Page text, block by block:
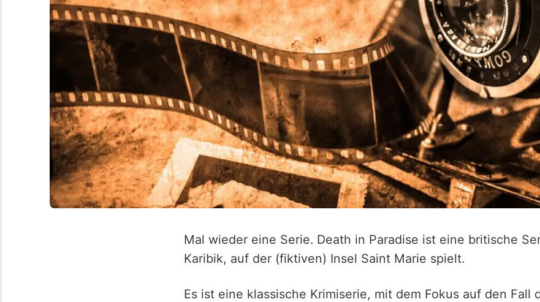
Mal wieder eine Serie. Death in Paradise ist eine britische
Karibik, auf der (fiktiven) Insel Saint Marie spielt.
Es ist eine klassische Krimiserie, mit dem Fokus auf den Fall